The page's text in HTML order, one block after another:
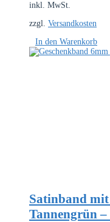
inkl. MwSt.
zzgl. Versandkosten
In den Warenkorb
Satinband
Tannengrün